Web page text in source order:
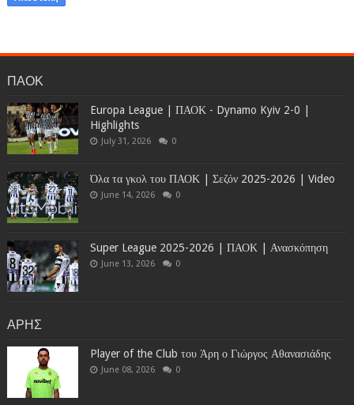
ΠΑΟΚ
Europa League | ΠΑΟΚ - Dynamo Kyiv 2-0 |
Highlights
July 31, 2026 0
Όλα τα γκολ του ΠΑΟΚ | Σεζόν 2025-2026 | Video
June 14, 2026 0
Super League 2025-2026 | ΠΑΟΚ | Ανασκόπηση
June 13, 2026 0
ΑΡΗΣ
Player of the Club του Άρη ο Γιώργος Αθανασιάδης
June 08, 2026 0